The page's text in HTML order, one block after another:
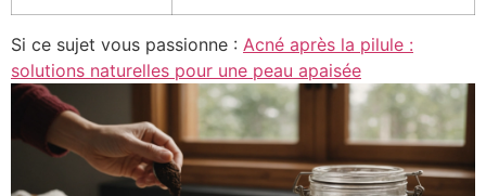
Si ce sujet vous passionne : Acné après la pilule :
solutions naturelles pour une peau apaisée